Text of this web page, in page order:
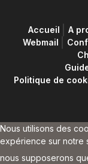
Accueil A
Webmail
Politique de
Nous utilisons des
expérience sur notre
nous supposerons